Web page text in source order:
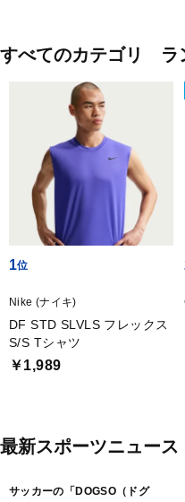
すべてのカテゴリ ラ
1
Nike (ナイキ)
DF STD SLVLS フレックス
S/S Tシャツ
￥1,989
最新スポーツニュース
サッカーの「DOGSO（ドグ